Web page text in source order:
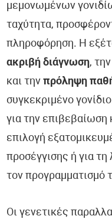
μεμονωμένων
ταχύτητα,
πληροφόρηση. Η
ακριβή διάγνωση,
και τηνπρόληψη
συγκεκριμένο
για την επιβεβαίωση
επιλογή
προσέγγισης ή για
τον προγραμματισμό
Οι γενετικές